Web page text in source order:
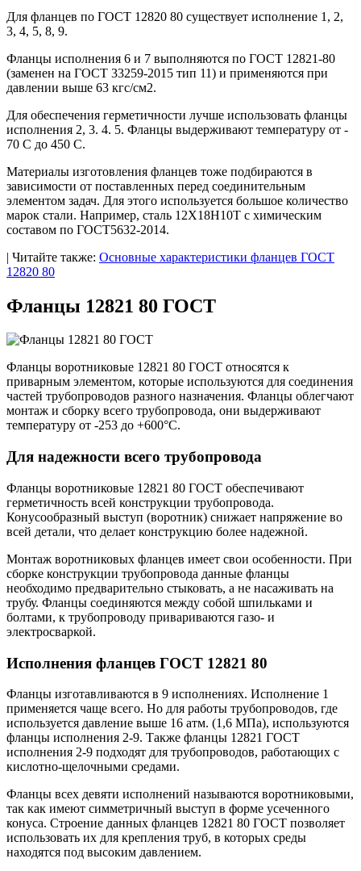
Для фланцев по ГОСТ 12820 80 существует исполнение 1, 2,
3, 4, 5, 8, 9.
Фланцы исполнения 6 и 7 выполняются по ГОСТ 12821-80
(заменен на ГОСТ 33259-2015 тип 11) и применяются при
давлении выше 63 кгс/см2.
Для обеспечения герметичности лучше использовать фланцы
исполнения 2, 3. 4. 5. Фланцы выдерживают температуру от -
70 С до 450 С.
Материалы изготовления фланцев тоже подбираются в
зависимости от поставленных перед соединительным
элементом задач. Для этого используется большое количество
марок стали. Например, сталь 12Х18Н10Т с химическим
составом по ГОСТ5632-2014.
| Читайте также: Основные характеристики фланцев ГОСТ
12820 80
Фланцы 12821 80 ГОСТ
Фланцы воротниковые 12821 80 ГОСТ относятся к
приварным элементом, которые используются для соединения
частей трубопроводов разного назначения. Фланцы облегчают
монтаж и сборку всего трубопровода, они выдерживают
температуру от -253 до +600°С.
Для надежности всего трубопровода
Фланцы воротниковые 12821 80 ГОСТ обеспечивают
герметичность всей конструкции трубопровода.
Конусообразный выступ (воротник) снижает напряжение во
всей детали, что делает конструкцию более надежной.
Монтаж воротниковых фланцев имеет свои особенности. При
сборке конструкции трубопровода данные фланцы
необходимо предварительно стыковать, а не насаживать на
трубу. Фланцы соединяются между собой шпильками и
болтами, к трубопроводу привариваются газо- и
электросваркой.
Исполнения фланцев ГОСТ 12821 80
Фланцы изготавливаются в 9 исполнениях. Исполнение 1
применяется чаще всего. Но для работы трубопроводов, где
используется давление выше 16 атм. (1,6 МПа), используются
фланцы исполнения 2-9. Также фланцы 12821 ГОСТ
исполнения 2-9 подходят для трубопроводов, работающих с
кислотно-щелочными средами.
Фланцы всех девяти исполнений называются воротниковыми,
так как имеют симметричный выступ в форме усеченного
конуса. Строение данных фланцев 12821 80 ГОСТ позволяет
использовать их для крепления труб, в которых среды
находятся под высоким давлением.